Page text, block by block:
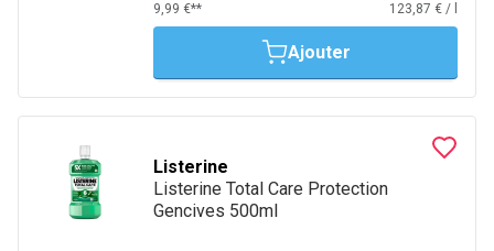
9,99 €** 123,87 € /
Ajouter
Listerine
Listerine Total Care Protection
Gencives 500ml